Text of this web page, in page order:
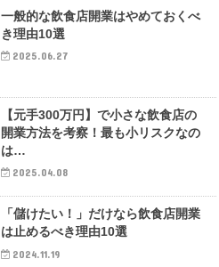
一般的な飲食店開業はやめておくべ
き理由10選
2025.06.27
【元手300万円】で小さな飲食店の
開業方法を考察！最も小リスクなの
は…
2025.04.08
「儲けたい！」だけなら飲食店開業
は止めるべき理由10選
2024.11.19